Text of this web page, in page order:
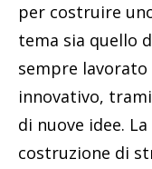
per costruire
tema sia quello
sempre
innovativo,
di nuove idee.
costruzione di